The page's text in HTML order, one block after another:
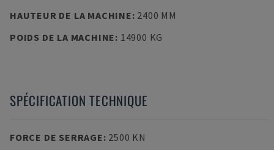
HAUTEUR DE LA MACHINE: 2400 MM
POIDS DE LA MACHINE: 14900 KG
SPÉCIFICATION TECHNIQUE
FORCE DE SERRAGE: 2500 KN